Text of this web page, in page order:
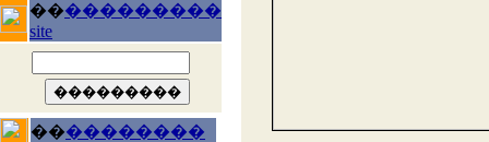
�����������
site
����������